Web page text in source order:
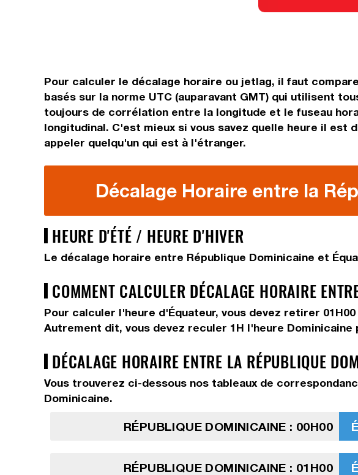
Pour calculer le décalage horaire ou jetlag, il faut
basés sur la norme UTC (auparavant GMT) qui utilisent
toujours de corrélation entre la longitude et le fuseau
longitudinal. C'est mieux si vous savez quelle heure il est
appeler quelqu'un qui est à l'étranger.
Décalage Horaire entre la
HEURE D'ÉTÉ / HEURE D'HIVER
Le décalage horaire entre République Dominicaine et
COMMENT CALCULER DÉCALAGE HORAIRE
Pour calculer l'heure d'Équateur, vous devez retirer 01H00
Autrement dit, vous devez reculer 1H l'heure Dominicaine
DÉCALAGE HORAIRE ENTRE LA RÉPUBLIQUE
Vous trouverez ci-dessous nos tableaux de
Dominicaine.
RÉPUBLIQUE DOMINICAINE : 00H00
RÉPUBLIQUE DOMINICAINE : 01H00